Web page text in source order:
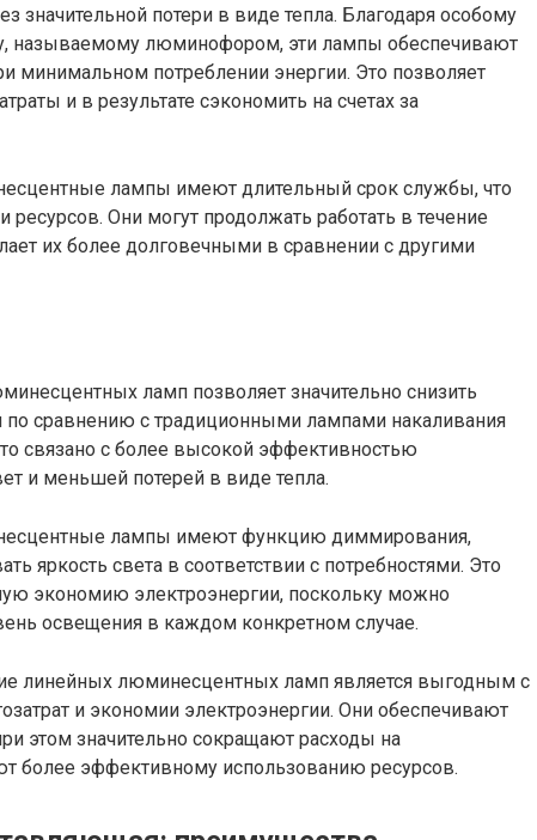
значительной потери в виде тепла. Благодаря особому
называемому люминофором, эти лампы обеспечивают
минимальном потреблении энергии. Это позволяет
и в результате сэкономить на счетах за
лампы имеют длительный срок службы, что
ресурсов. Они могут продолжать работать в течение
их более долговечными в сравнении с другими
ламп позволяет значительно снизить
по сравнению с традиционными лампами накаливания
связано с более высокой эффективностью
и меньшей потерей в виде тепла.
лампы имеют функцию диммирования,
яркость света в соответствии с потребностями. Это
экономию электроэнергии, поскольку можно
освещения в каждом конкретном случае.
линейных люминесцентных ламп является выгодным с
и экономии электроэнергии. Они обеспечивают
этом значительно сокращают расходы на
более эффективному использованию ресурсов.